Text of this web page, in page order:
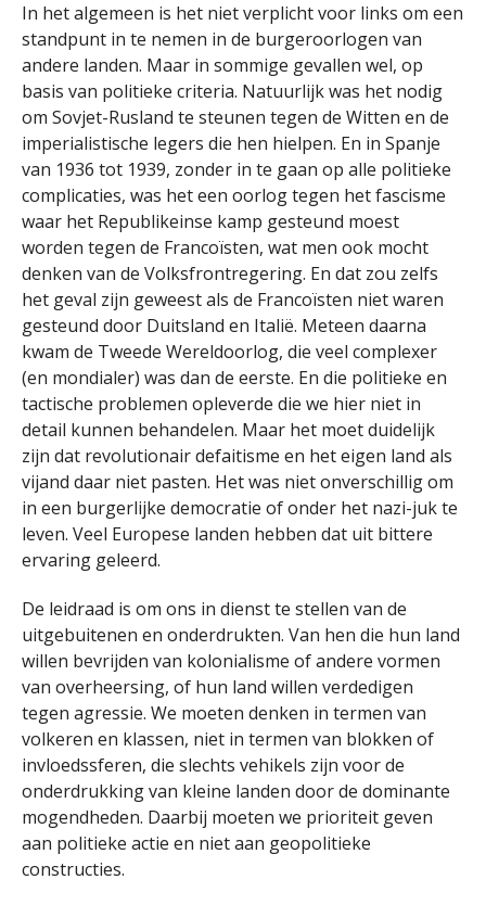
In het algemeen is het niet verplicht voor links om een
standpunt in te nemen in de burgeroorlogen van
andere landen. Maar in sommige gevallen wel, op
basis van politieke criteria. Natuurlijk was het nodig
om Sovjet-Rusland te steunen tegen de Witten en de
imperialistische legers die hen hielpen. En in Spanje
van 1936 tot 1939, zonder in te gaan op alle politieke
complicaties, was het een oorlog tegen het fascisme
waar het Republikeinse kamp gesteund moest
worden tegen de Francoïsten, wat men ook mocht
denken van de Volksfrontregering. En dat zou zelfs
het geval zijn geweest als de Francoïsten niet waren
gesteund door Duitsland en Italië. Meteen daarna
kwam de Tweede Wereldoorlog, die veel complexer
(en mondialer) was dan de eerste. En die politieke en
tactische problemen opleverde die we hier niet in
detail kunnen behandelen. Maar het moet duidelijk
zijn dat revolutionair defaitisme en het eigen land als
vijand daar niet pasten. Het was niet onverschillig om
in een burgerlijke democratie of onder het nazi-juk te
leven. Veel Europese landen hebben dat uit bittere
ervaring geleerd.
De leidraad is om ons in dienst te stellen van de
uitgebuitenen en onderdrukten. Van hen die hun land
willen bevrijden van kolonialisme of andere vormen
van overheersing, of hun land willen verdedigen
tegen agressie. We moeten denken in termen van
volkeren en klassen, niet in termen van blokken of
invloedssferen, die slechts vehikels zijn voor de
onderdrukking van kleine landen door de dominante
mogendheden. Daarbij moeten we prioriteit geven
aan politieke actie en niet aan geopolitieke
constructies.